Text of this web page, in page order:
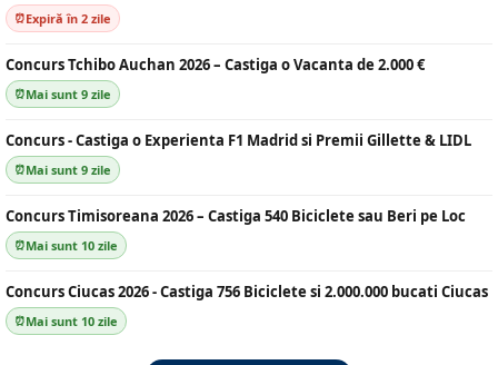
Expiră în 2 zile
Concurs Tchibo Auchan 2026 – Castiga o Vacanta de 2.000 €
Mai sunt 9 zile
Concurs - Castiga o Experienta F1 Madrid si Premii Gillette & LIDL
Mai sunt 9 zile
Concurs Timisoreana 2026 – Castiga 540 Biciclete sau Beri pe Loc
Mai sunt 10 zile
Concurs Ciucas 2026 - Castiga 756 Biciclete si 2.000.000 bucati Ciucas
Mai sunt 10 zile